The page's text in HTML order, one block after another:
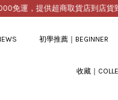
運，提供超商取貨店到店貨到
初學推薦｜BEGINNER
收藏｜